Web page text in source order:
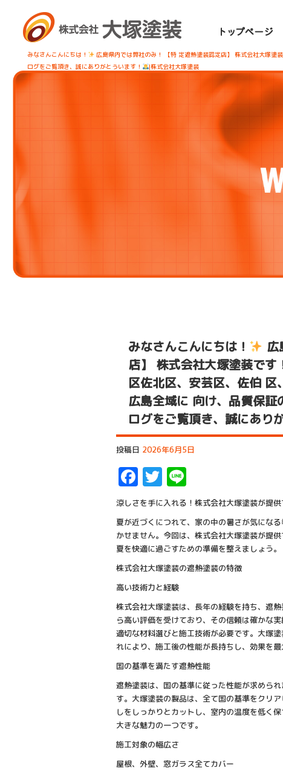
みなさんこんにちは！ 広島県内では弊社のみ！ 【特 定遮熱塗装認定店】 株式会社大塚塗装
ログをご覧頂き、誠にありがとういます！
|株式会社大塚塗装
みなさんこんにちは！
広
店】 株式会社大塚塗装です
区佐北区、安芸区、佐伯 区
広島全域に 向け、品質保証
ログをご覧頂き、誠にあり
投稿日 2026年6月5日
Facebook
Twitter
涼しさを手に入れる！株式会社大塚塗装が提
夏が近づくにつれて、家の中の暑さが気にな
かせません。今回は、株式会社大塚塗装が提
夏を快適に過ごすための準備を整えましょう。
株式会社大塚塗装の遮熱塗装の特徴
高い技術力と経験
株式会社大塚塗装は、長年の経験を持ち、遮
ら高い評価を受けており、その信頼は確かな
適切な材料選びと施工技術が必要です。大塚
れにより、施工後の性能が長持ちし、効果を
国の基準を満たす遮熱性能
遮熱塗装は、国の基準に従った性能が求めら
す。大塚塗装の製品は、全て国の基準をクリ
しをしっかりとカットし、室内の温度を低く
大きな魅力の一つです。
施工対象の幅広さ
屋根、外壁、窓ガラス全てカバー